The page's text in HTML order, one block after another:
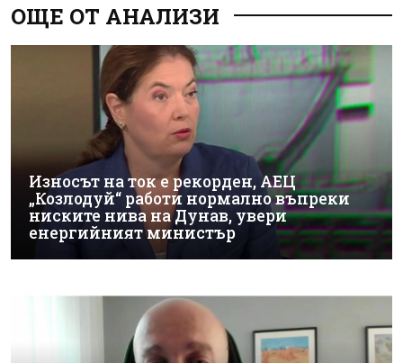
ОЩЕ ОТ АНАЛИЗИ
Износът на ток е рекорден, АЕЦ
„Козлодуй“ работи нормално въпреки
ниските нива на Дунав, увери
енергийният министър